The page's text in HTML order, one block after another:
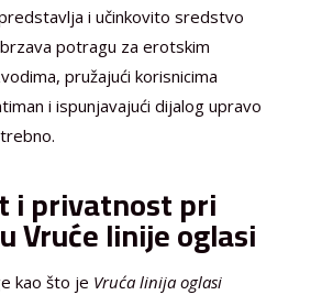
i učinkovito sredstvo
potragu za erotskim
pružajući korisnicima
i ispunjavajući dijalog upravo
i privatnost pri
Vruće linije oglasi
kao što je Vruća linija oglasi